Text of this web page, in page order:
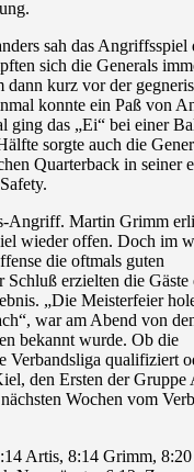
sah das Angriffsspiel
sich die Generals
dann kurz vor der
konnte ein Paß von
ging das „Ei“ bei einer
sorgte auch die
Quarterback in seiner
Angriff. Martin Grimm
wieder offen. Doch im
die oftmals guten
erzielten die Gäste
„Die Meisterfeier
war am Abend von
bekannt wurde. Ob die
Verbandsliga qualifiziert
den Ersten der Gruppe
Wochen vom
Artis, 8:14 Grimm, 8:20